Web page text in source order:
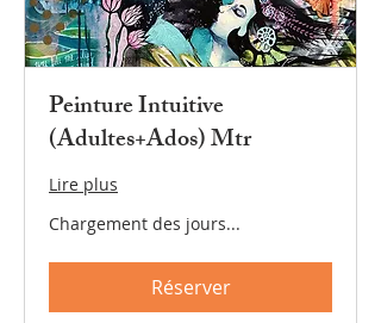
Peinture Intuitive
(Adultes+Ados) Mtr
Lire plus
Chargement des jours...
Réserver